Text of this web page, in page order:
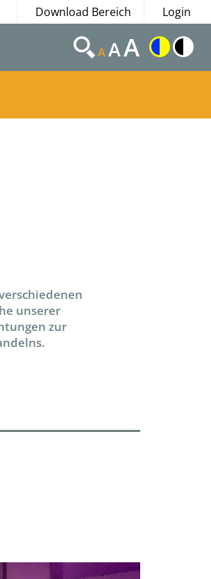
Download Bereich Login
AAA
unserer
zur